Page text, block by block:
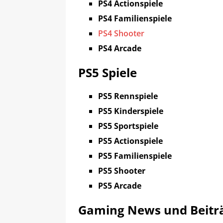
PS4 Actionspiele
PS4 Familienspiele
PS4 Shooter
PS4 Arcade
PS5 Spiele
PS5 Rennspiele
PS5 Kinderspiele
PS5 Sportspiele
PS5 Actionspiele
PS5 Familienspiele
PS5 Shooter
PS5 Arcade
Gaming News und